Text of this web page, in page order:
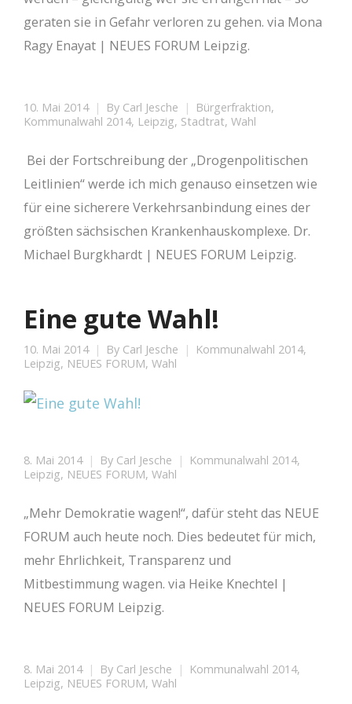
geraten sie in Gefahr verloren zu gehen. via Mona
Ragy Enayat | NEUES FORUM Leipzig.
10. Mai 2014 By Carl Jesche Bürgerfraktion,
Kommunalwahl 2014, Leipzig, Stadtrat, Wahl
Bei der Fortschreibung der „Drogenpolitischen
Leitlinien“ werde ich mich genauso einsetzen wie
für eine sicherere Verkehrsanbindung eines der
größten sächsischen Krankenhauskomplexe. Dr.
Michael Burgkhardt | NEUES FORUM Leipzig.
Eine gute Wahl!
10. Mai 2014 By Carl Jesche Kommunalwahl 2014,
Leipzig, NEUES FORUM, Wahl
8. Mai 2014 By Carl Jesche Kommunalwahl 2014,
Leipzig, NEUES FORUM, Wahl
„Mehr Demokratie wagen!“, dafür steht das NEUE
FORUM auch heute noch. Dies bedeutet für mich,
mehr Ehrlichkeit, Transparenz und
Mitbestimmung wagen. via Heike Knechtel |
NEUES FORUM Leipzig.
8. Mai 2014 By Carl Jesche Kommunalwahl 2014,
Leipzig, NEUES FORUM, Wahl